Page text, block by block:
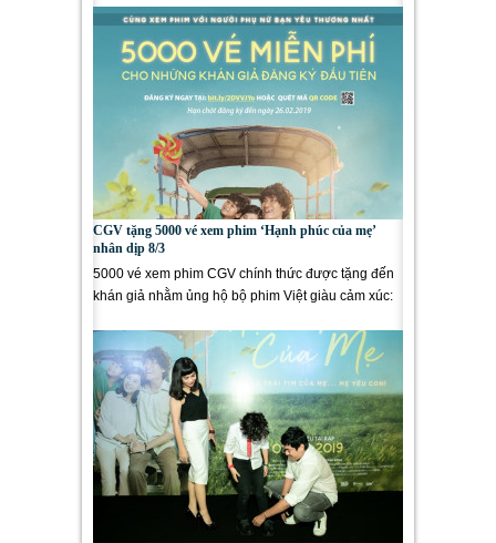
CGV tặng 5000 vé xem phim ‘Hạnh phúc của mẹ’
nhân dịp 8/3
5000 vé xem phim CGV chính thức được tặng đến
khán giả nhằm ủng hộ bộ phim Việt giàu cảm xúc: